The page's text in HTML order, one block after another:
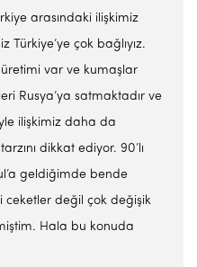
arasındaki ilişkimiz
çok bağlıyız.
var ve kumaşlar
Rusya’ya satmaktadır ve
ilişkimiz daha da
dikkat ediyor. 90’lı
geldiğimde bende
ceketler değil çok değişik
Hala bu konuda